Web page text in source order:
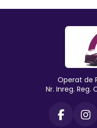
Operat de
Nr. Inreg. Reg.